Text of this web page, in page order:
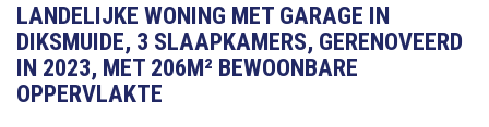
LANDELIJKE WONING MET GARAGE IN
DIKSMUIDE, 3 SLAAPKAMERS, GERENOVEERD
IN 2023, MET 206M² BEWOONBARE
OPPERVLAKTE